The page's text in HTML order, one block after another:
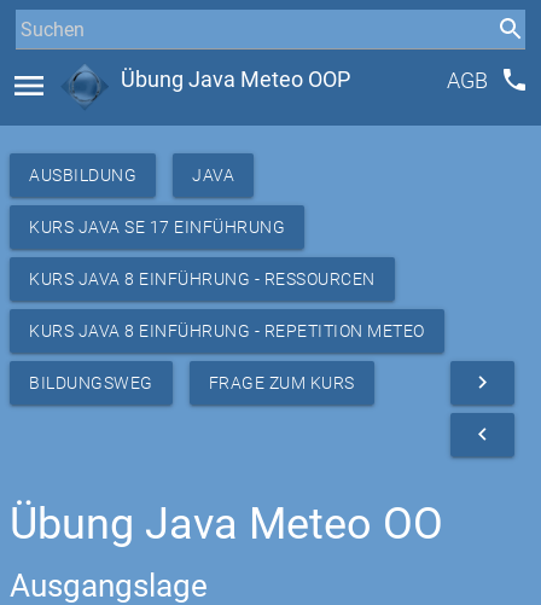
menu Übung Java Meteo OOP AGB phone
AUSBILDUNG JAVA
KURS JAVA SE 17 EINFÜHRUNG
KURS JAVA 8 EINFÜHRUNG - RESSOURCEN
KURS JAVA 8 EINFÜHRUNG - REPETITION METEO
BILDUNGSWEG FRAGE ZUM KURS navigate_next
navigate_before
Übung Java Meteo OO
Ausgangslage